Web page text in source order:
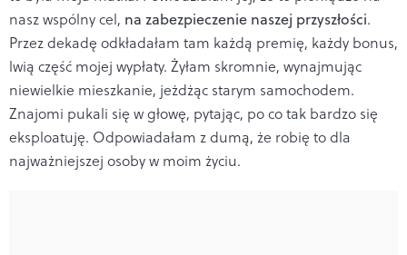
nasz wspólny cel, na zabezpieczenie naszej przyszłości.
Przez dekadę odkładałam tam każdą premię, każdy bonus,
lwią część mojej wypłaty. Żyłam skromnie, wynajmując
niewielkie mieszkanie, jeżdżąc starym samochodem.
Znajomi pukali się w głowę, pytając, po co tak bardzo się
eksploatuję. Odpowiadałam z dumą, że robię to dla
najważniejszej osoby w moim życiu.